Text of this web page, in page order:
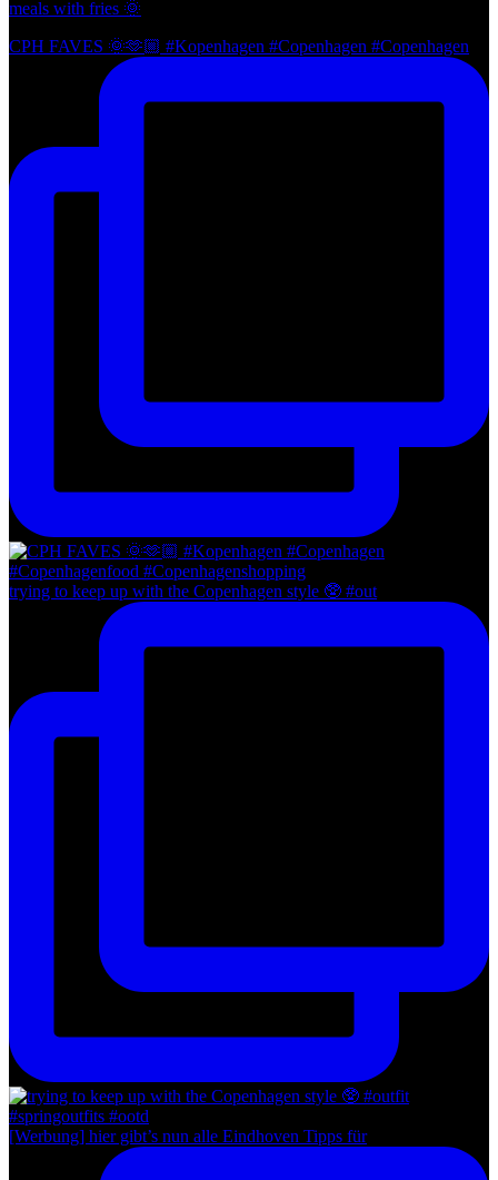
meals with fries 🌞
CPH FAVES 🌞🫶🏼 #Kopenhagen #Copenhagen #Copenhagen
trying to keep up with the Copenhagen style 🥸 #out
[Werbung] hier gibt’s nun alle Eindhoven Tipps für